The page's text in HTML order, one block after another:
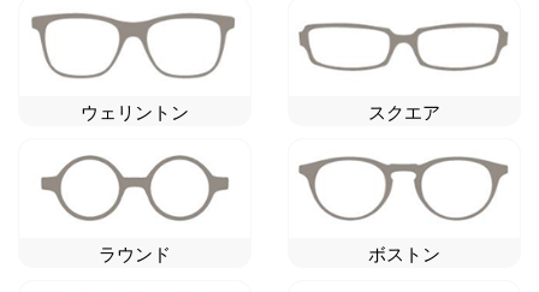
ウェリントン スクエア
ラウンド ボストン